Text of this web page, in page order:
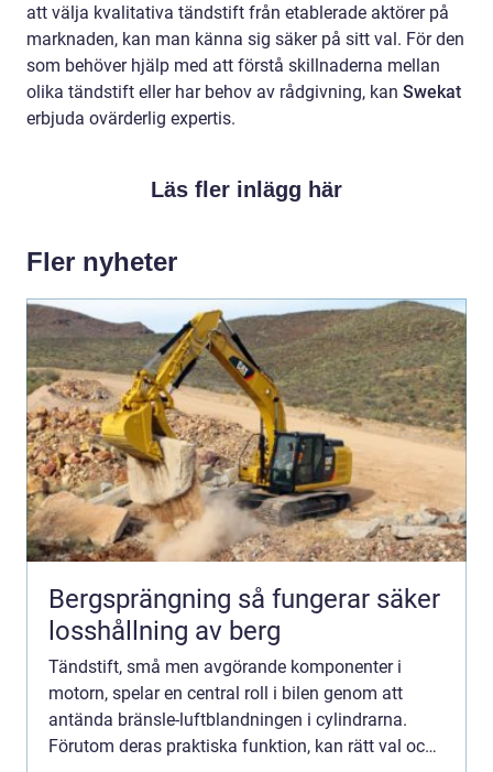
att välja kvalitativa tändstift från etablerade aktörer på
marknaden, kan man känna sig säker på sitt val. För den
som behöver hjälp med att förstå skillnaderna mellan
olika tändstift eller har behov av rådgivning, kan Swekat
erbjuda ovärderlig expertis.
Läs fler inlägg här
Fler nyheter
Bergsprängning så fungerar säker
losshållning av berg
Tändstift, små men avgörande komponenter i
motorn, spelar en central roll i bilen genom att
antända bränsle-luftblandningen i cylindrarna.
Förutom deras praktiska funktion, kan rätt val och